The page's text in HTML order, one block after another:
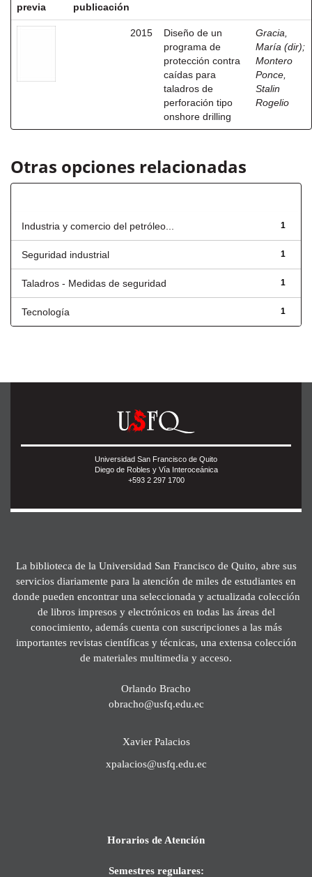
previa
publicación
2015
Diseño de un
programa de
protección contra
caídas para
taladros de
perforación tipo
onshore drilling
Gracia,
María (dir);
Montero
Ponce,
Stalin
Rogelio
Otras opciones relacionadas
1
Industria y comercio del petróleo...
1
Seguridad industrial
1
Taladros - Medidas de seguridad
1
Tecnología
Universidad San Francisco de Quito
Diego de Robles y Vía Interoceánica
+593 2 297 1700
La biblioteca de la Universidad San Francisco de Quito, abre sus
servicios diariamente para la atención de miles de estudiantes en
donde pueden encontrar una seleccionada y actualizada colección
de libros impresos y electrónicos en todas las áreas del
conocimiento, además cuenta con suscripciones a las más
importantes revistas científicas y técnicas, una extensa colección
de materiales multimedia y acceso.
Orlando Bracho
obracho@usfq.edu.ec
Xavier Palacios
xpalacios@usfq.edu.ec
Horarios de Atención
Semestres regulares: